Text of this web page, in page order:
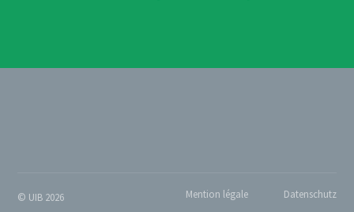
Datenschutz
Mention légale
© UIB 2026